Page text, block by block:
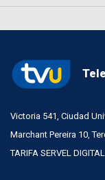
Victoria 541, Ciudad
Marchant Pereira 10,
TARIFA SERVEL